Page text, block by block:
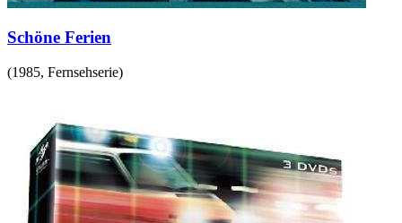
Schöne Ferien
(1985, Fernsehserie)